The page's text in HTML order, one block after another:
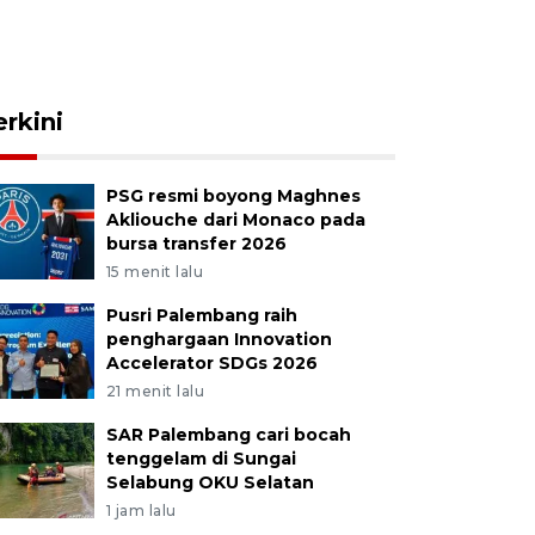
PSG resmi boyong Maghnes
Akliouche dari Monaco pada
bursa transfer 2026
15 menit lalu
Pusri Palembang raih
penghargaan Innovation
Accelerator SDGs 2026
21 menit lalu
SAR Palembang cari bocah
tenggelam di Sungai
Selabung OKU Selatan
1 jam lalu